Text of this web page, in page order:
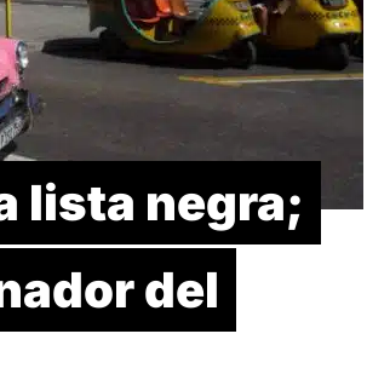
lista negra;
del